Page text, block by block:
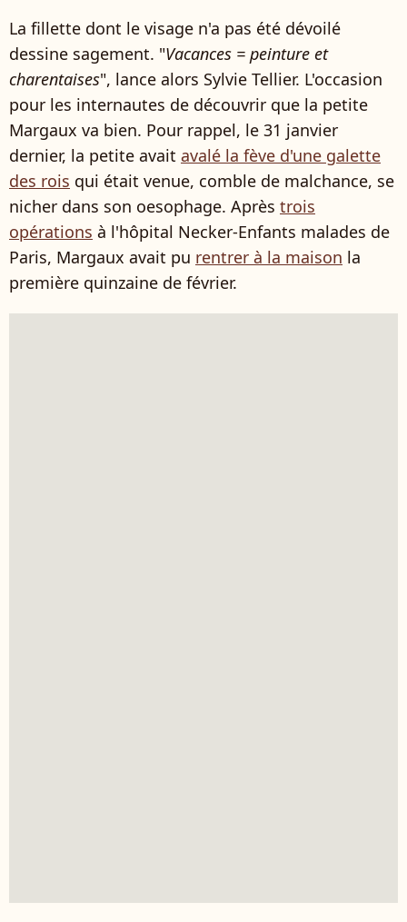
La fillette dont le visage n'a pas été dévoilé
dessine sagement. "Vacances = peinture et
charentaises", lance alors Sylvie Tellier. L'occasion
pour les internautes de découvrir que la petite
Margaux va bien. Pour rappel, le 31 janvier
dernier, la petite avait avalé la fève d'une galette
des rois qui était venue, comble de malchance, se
nicher dans son oesophage. Après trois
opérations à l'hôpital Necker-Enfants malades de
Paris, Margaux avait pu rentrer à la maison la
première quinzaine de février.